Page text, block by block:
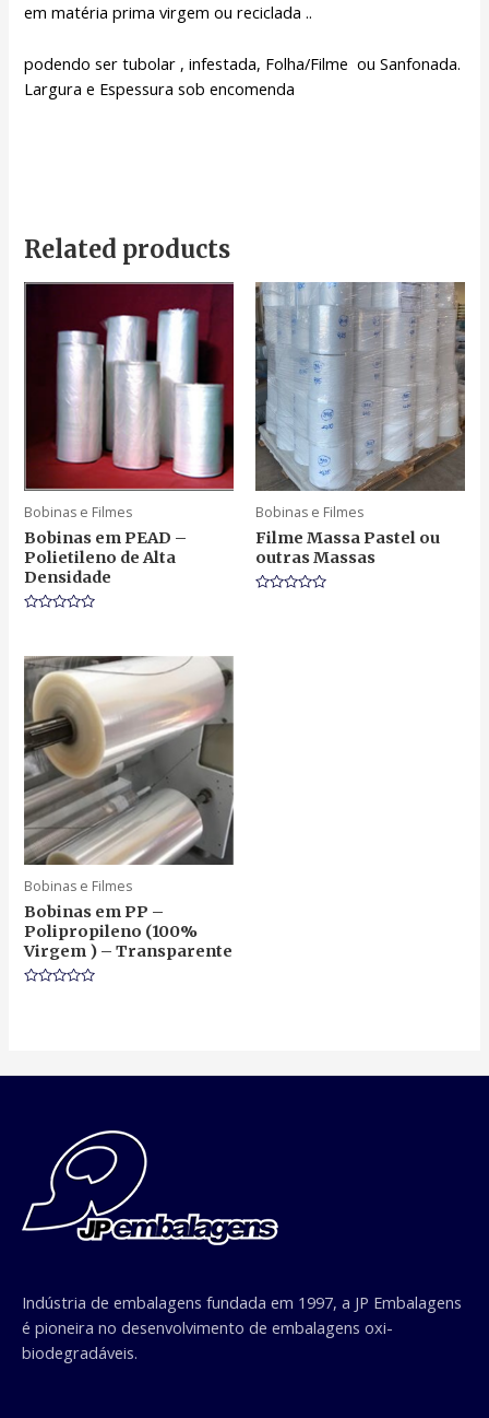
em matéria prima virgem ou reciclada ..
podendo ser tubolar , infestada, Folha/Filme ou Sanfonada.
Largura e Espessura sob encomenda
Related products
Bobinas e Filmes
Bobinas em PEAD –
Polietileno de Alta
Densidade
of
Bobinas e Filmes
Filme Massa Pastel ou
outras Massas
Bobinas e Filmes
Bobinas em PP –
Polipropileno (100%
Virgem ) – Transparente
Indústria de embalagens fundada em 1997, a JP Embalagens
é pioneira no desenvolvimento de embalagens oxi-
biodegradáveis.